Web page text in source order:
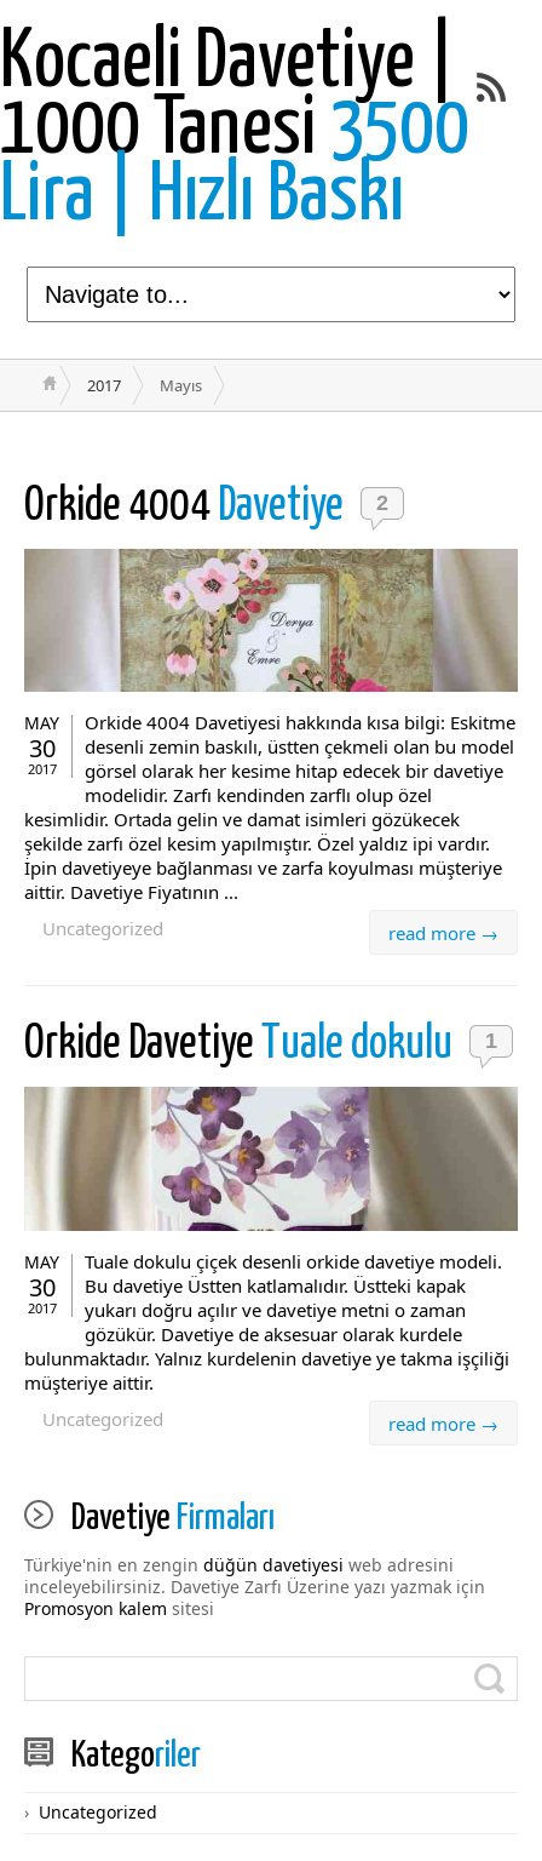
Kocaeli Davetiye |
1000 Tanesi 3500
Lira | Hızlı Baskı
2017 Mayıs
Orkide 4004 Davetiye 2
MAY
30
2017
Orkide 4004 Davetiyesi hakkında kısa bilgi: Eskitme
desenli zemin baskılı, üstten çekmeli olan bu model
görsel olarak her kesime hitap edecek bir davetiye
modelidir. Zarfı kendinden zarflı olup özel
kesimlidir. Ortada gelin ve damat isimleri gözükecek
şekilde zarfı özel kesim yapılmıştır. Özel yaldız ipi vardır.
İpin davetiyeye bağlanması ve zarfa koyulması müşteriye
aittir. Davetiye Fiyatının ...
read more →
Uncategorized
Orkide Davetiye Tuale dokulu 1
MAY
30
2017
Tuale dokulu çiçek desenli orkide davetiye modeli.
Bu davetiye Üstten katlamalıdır. Üstteki kapak
yukarı doğru açılır ve davetiye metni o zaman
gözükür. Davetiye de aksesuar olarak kurdele
bulunmaktadır. Yalnız kurdelenin davetiye ye takma işçiliği
müşteriye aittir.
read more →
Uncategorized
Davetiye Firmaları
Türkiye'nin en zengin düğün davetiyesi web adresini
inceleyebilirsiniz. Davetiye Zarfı Üzerine yazı yazmak için
Promosyon kalem sitesi
Kategoriler
Uncategorized